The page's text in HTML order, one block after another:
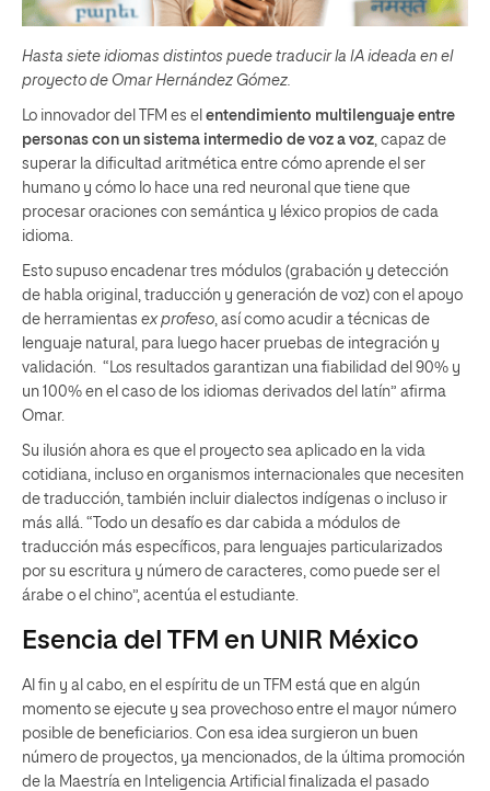
Hasta siete idiomas distintos puede traducir la IA ideada en el
proyecto de Omar Hernández Gómez.
Lo innovador del TFM es el entendimiento multilenguaje entre
personas con un sistema intermedio de voz a voz, capaz de
superar la dificultad aritmética entre cómo aprende el ser
humano y cómo lo hace una red neuronal que tiene que
procesar oraciones con semántica y léxico propios de cada
idioma.
Esto supuso encadenar tres módulos (grabación y detección
de habla original, traducción y generación de voz) con el apoyo
de herramientas ex profeso, así como acudir a técnicas de
lenguaje natural, para luego hacer pruebas de integración y
validación. “Los resultados garantizan una fiabilidad del 90% y
un 100% en el caso de los idiomas derivados del latín” afirma
Omar.
Su ilusión ahora es que el proyecto sea aplicado en la vida
cotidiana, incluso en organismos internacionales que necesiten
de traducción, también incluir dialectos indígenas o incluso ir
más allá. “Todo un desafío es dar cabida a módulos de
traducción más específicos, para lenguajes particularizados
por su escritura y número de caracteres, como puede ser el
árabe o el chino”, acentúa el estudiante.
Esencia del TFM en UNIR México
Al fin y al cabo, en el espíritu de un TFM está que en algún
momento se ejecute y sea provechoso entre el mayor número
posible de beneficiarios. Con esa idea surgieron un buen
número de proyectos, ya mencionados, de la última promoción
de la Maestría en Inteligencia Artificial finalizada el pasado